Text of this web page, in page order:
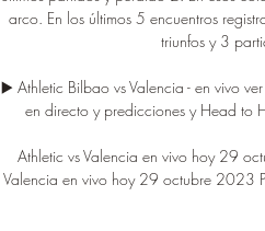
arco. En los últimos 5 encuentros
triunfos y 3
▶️ Athletic Bilbao vs Valencia - en vivo
en directo y predicciones y Head
Athletic vs Valencia en vivo hoy 29
Valencia en vivo hoy 29 octubre 2023